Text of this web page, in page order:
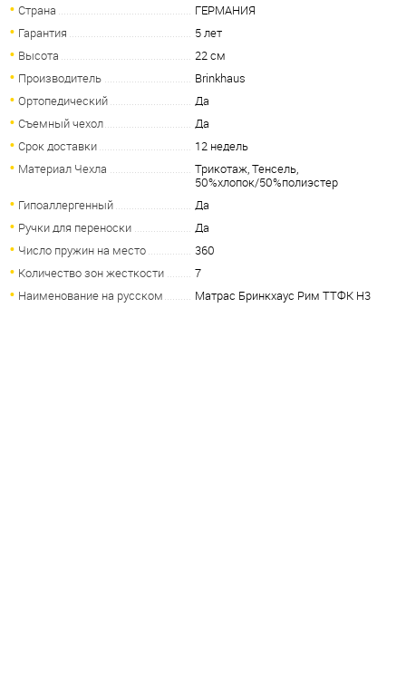
Страна
ГЕРМАНИЯ
Гарантия
5 лет
Высота
22 см
Производитель
Brinkhaus
Ортопедический
Да
Съемный чехол
Да
Срок доставки
12 недель
Материал Чехла
Трикотаж, Тенсель,
50%хлопок/50%полиэстер
Гипоаллергенный
Да
Ручки для переноски
Да
Число пружин на место
360
Количество зон жесткости
7
Наименование на русском
Матрас Бринкхаус Рим ТТФК H3